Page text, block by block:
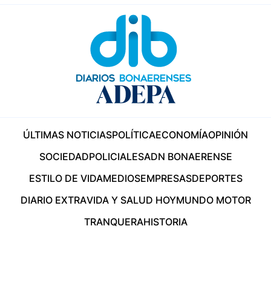
ÚLTIMAS NOTICIASPOLÍTICAECONOMÍAOPINIÓN
SOCIEDADPOLICIALESADN BONAERENSE
ESTILO DE VIDAMEDIOSEMPRESASDEPORTES
DIARIO EXTRAVIDA Y SALUD HOYMUNDO MOTOR
TRANQUERAHISTORIA